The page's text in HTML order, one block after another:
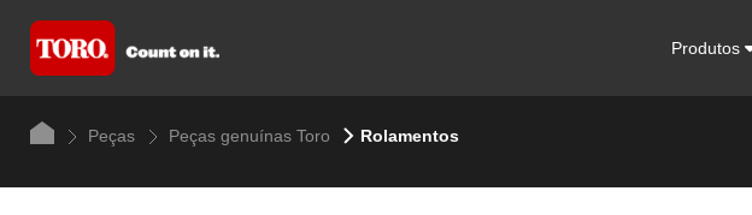
Produtos
Peças Peças genuínas Toro Rolamentos